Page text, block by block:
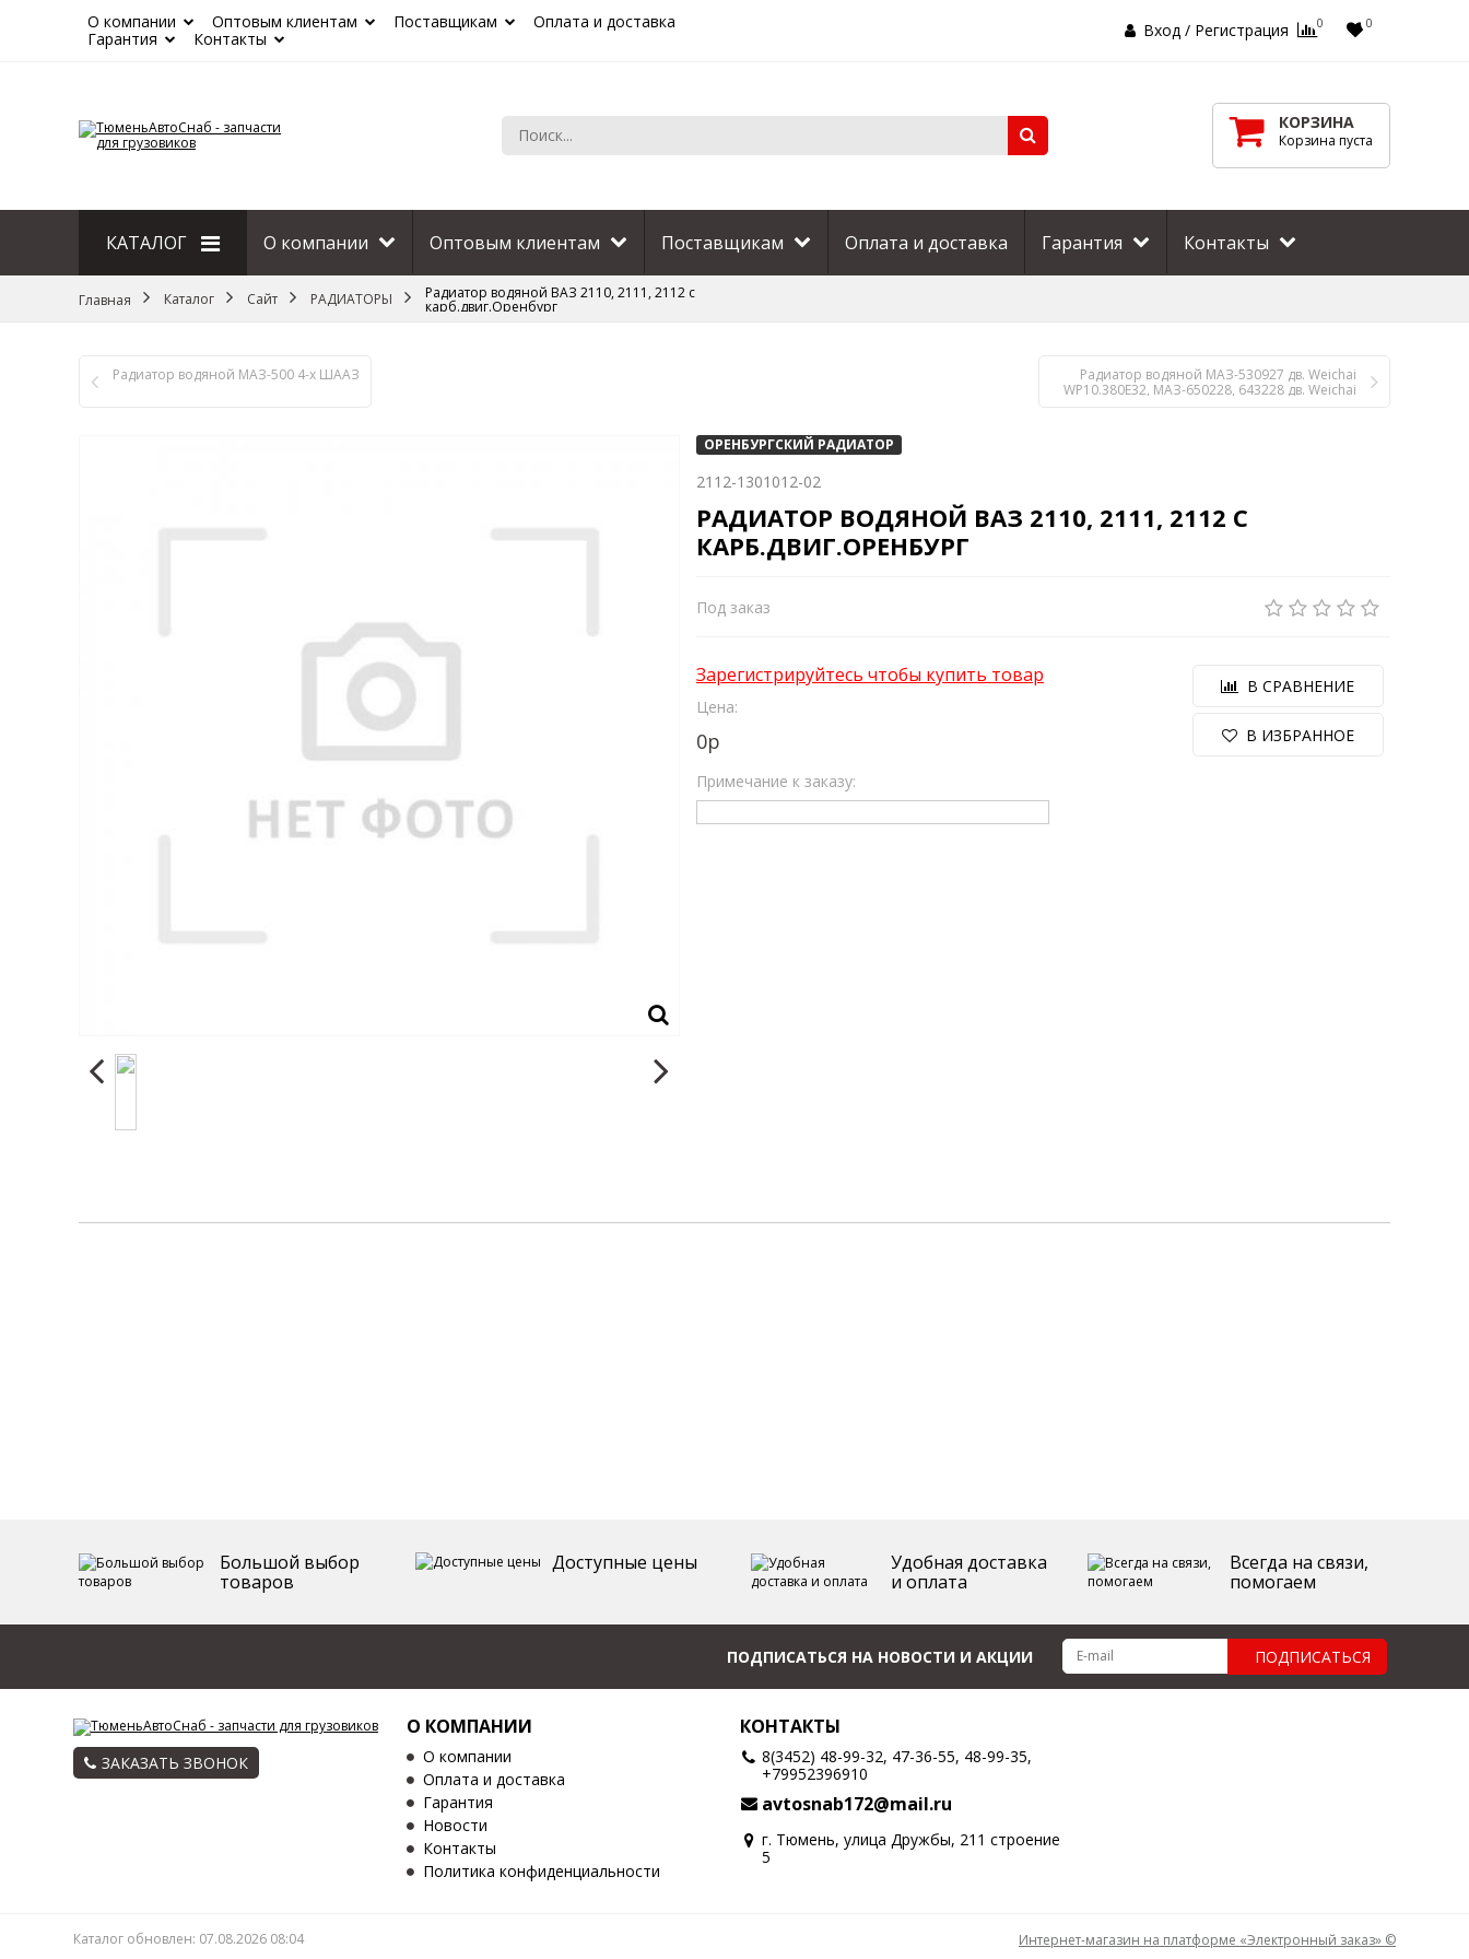
О компании Оптовым клиентам Поставщикам
Оплата и доставка
Гарантия
Контакты Вход / Регистрация 0 0
КОРЗИНА
Корзина пуста
КАТАЛОГ
Сайт
О компании Оптовым клиентам Поставщикам Оплата и доставка Гарантия Контакты
Главная Каталог Сайт РАДИАТОРЫ Радиатор водяной ВАЗ 2110, 2111, 2112 с
карб.двиг.Оренбург
Радиатор водяной МАЗ-500 4-х ШААЗ
Радиатор водяной МАЗ-530927 дв. Weichai
WP10.380E32, МАЗ-650228, 643228 дв. Weichai
ОРЕНБУРГСКИЙ РАДИАТОР
2112-1301012-02
РАДИАТОР ВОДЯНОЙ ВАЗ 2110, 2111, 2112 С
КАРБ.ДВИГ.ОРЕНБУРГ
Под заказ
Зарегистрируйтесь чтобы купить товар
Цена:
0р
Примечание к заказу:
В СРАВНЕНИЕ
В ИЗБРАННОЕ
Большой выбор
товаров
Доступные цены
Удобная доставка
и оплата
Всегда на связи,
помогаем
ПОДПИСАТЬСЯ НА НОВОСТИ И АКЦИИ ПОДПИСАТЬСЯ
ЗАКАЗАТЬ ЗВОНОК
О КОМПАНИИ
О компании
Оплата и доставка
Гарантия
Новости
Контакты
Политика конфиденциальности
КОНТАКТЫ
8(3452) 48-99-32, 47-36-55, 48-99-35,
+79952396910
avtosnab172@mail.ru
г. Тюмень, улица Дружбы, 211 строение
5
Каталог обновлен: 07.08.2026 08:04 Интернет-магазин на платформе «Электронный заказ» ©